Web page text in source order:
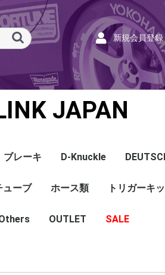
新規会員登録
JAPAN
Terminals and Plugs
G1 - G4
CAN and Tuning
G4X - G4+
CAN＆Tuning ケーブ
コネクタ＆Pin
Wire-in ハーネス
拡張ハーネス MAZDA
HONDA
TOYOTA
NISSAN
クランクセンサー
温度センサー
MAPセンサー
圧力センサー
ノックセンサー
CAN ラムダ 空燃比
ブーストコントロール
Injector
ISC
その他
ブレーキ D-Knuckle
AMP SSC
DTM
DT
DTP
その他
ューブ
収縮チュー
メッシュチュ
付 メッシュ
ホース類
シリコンホース
耐熱スリーブ
バキュームホース
燃料ホース
トリガーキ
OUTLET SALE